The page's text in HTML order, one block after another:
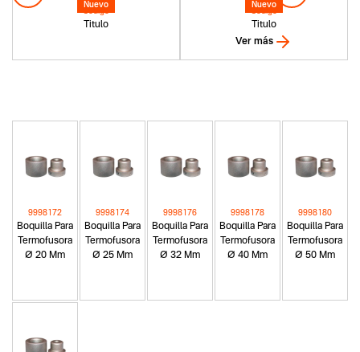
Nuevo
Titulo
Codigo
Nuevo
Titulo
Codigo
Ver más
Boquilla Para
Termofusora
Ø 20 Mm
9998172
Boquilla Para
Termofusora
Ø 25 Mm
9998174
Boquilla Para
Termofusora
Ø 32 Mm
9998176
Boquilla Para
Termofusora
Ø 40 Mm
9998178
Boquilla Para
Termofusora
Ø 50 Mm
9998180